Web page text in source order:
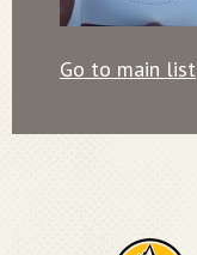
Go to main list